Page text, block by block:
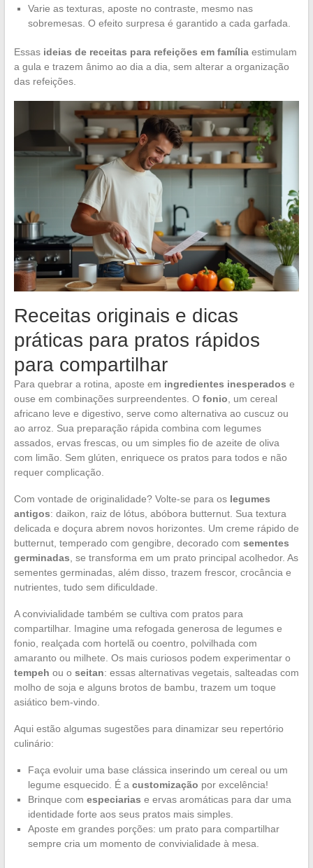
Varie as texturas, aposte no contraste, mesmo nas
sobremesas. O efeito surpresa é garantido a cada garfada.
Essas ideias de receitas para refeições em famíliaestimulam
a gula e trazem ânimo ao dia a dia, sem alterar a organização
das refeições.
Receitas originais e dicas
práticas para pratos rápidos
para compartilhar
Para quebrar a rotina, aposte em ingredientes inesperados e
ouse em combinações surpreendentes. O fonio , um cereal
africano leve e digestivo, serve como alternativa ao cuscuz ou
ao arroz. Sua preparação rápida combina com legumes
assados, ervas frescas, ou um simples fio de azeite de oliva
com limão. Sem glúten, enriquece os pratos para todos e não
requer complicação.
Com vontade de originalidade? Volte-se para os legumes
antigos: daikon, raiz de lótus, abóbora butternut. Sua textura
delicada e doçura abrem novos horizontes. Um creme rápido de
butternut, temperado com gengibre, decorado com sementes
germinadas , se transforma em um prato principal acolhedor. As
sementes germinadas, além disso, trazem frescor, crocância e
nutrientes, tudo sem dificuldade.
A convivialidade também se cultiva com pratos para
compartilhar. Imagine uma refogada generosa de legumes e
fonio, realçada com hortelã ou coentro, polvilhada com
amaranto ou milhete. Os mais curiosos podem experimentar o
tempeh ou o seitan: essas alternativas vegetais, salteadas com
molho de soja e alguns brotos de bambu, trazem um toque
asiático bem-vindo.
Aqui estão algumas sugestões para dinamizar seu repertório
culinário:
Faça evoluir uma base clássica inserindo um cereal ou um
legume esquecido. É a customização por excelência!
Brinque com especiarias e ervas aromáticas para dar uma
identidade forte aos seus pratos mais simples.
Aposte em grandes porções: um prato para compartilhar
sempre cria um momento de convivialidade à mesa.